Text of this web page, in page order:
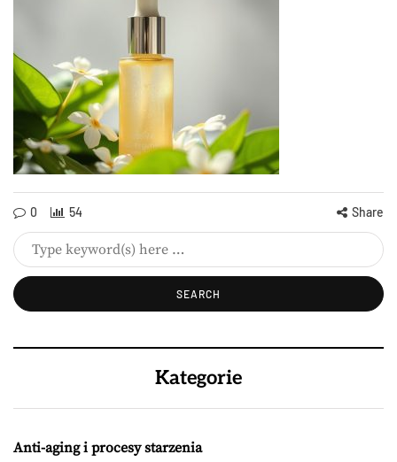
0 54 Share
Kategorie
Anti-aging i procesy starzenia